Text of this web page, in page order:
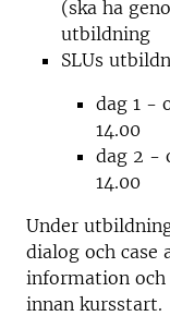
(ska ha
utbildning
SLUs
dag 1 -
14.00
dag 2 -
14.00
Under
dialog och case
information
innan kursstart.